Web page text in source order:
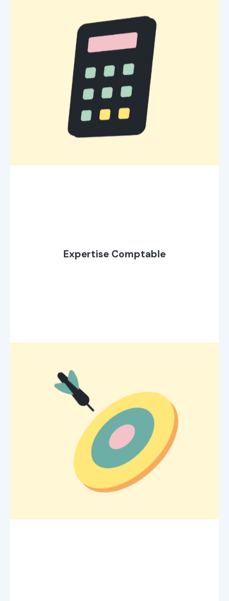
Expertise Comptable